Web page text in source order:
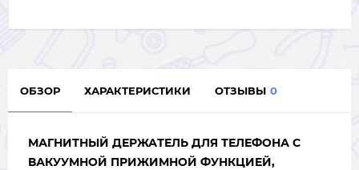
ОБЗОР ХАРАКТЕРИСТИКИ ОТЗЫВЫ 0
МАГНИТНЫЙ ДЕРЖАТЕЛЬ ДЛЯ ТЕЛЕФОНА С
ВАКУУМНОЙ ПРИЖИМНОЙ ФУНКЦИЕЙ,